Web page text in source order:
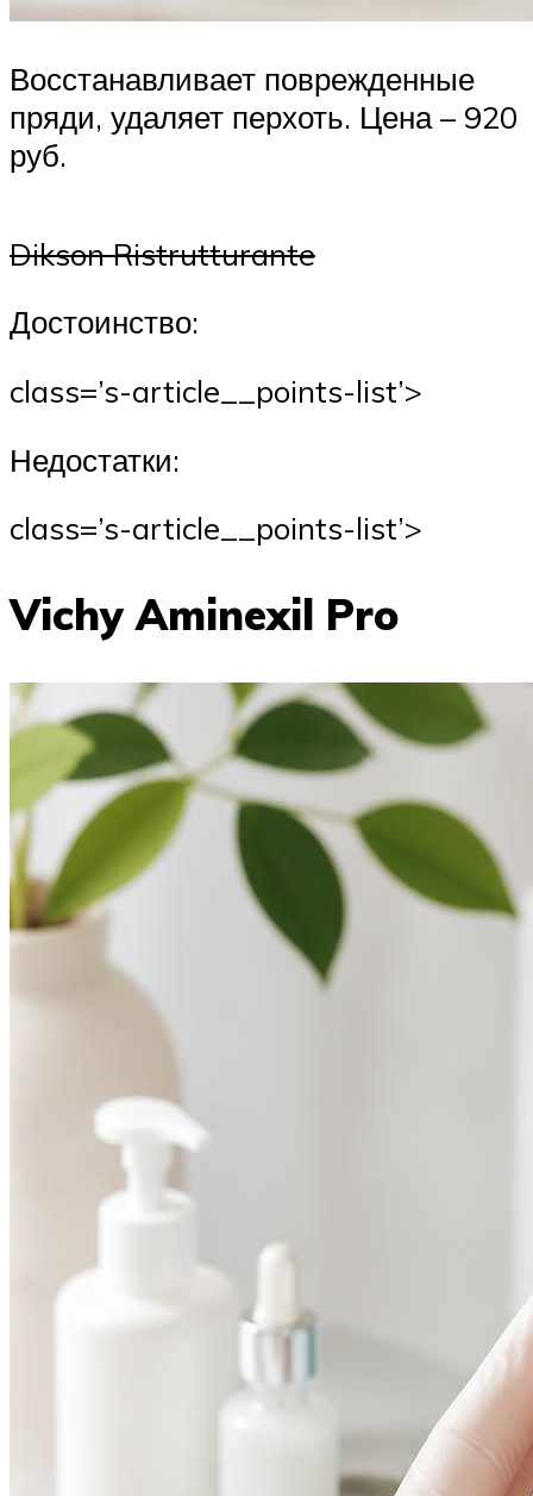
Восстанавливает поврежденные
пряди, удаляет перхоть. Цена – 920
руб.
Dikson Ristrutturante
Достоинство:
class=’s-article__points-list’>
Недостатки:
class=’s-article__points-list’>
Vichy Aminexil Pro